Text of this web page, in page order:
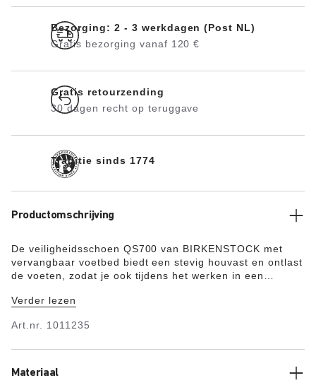
Bezorging: 2 - 3 werkdagen (Post NL)
Gratis bezorging vanaf 120 €
Gratis retourzending
30 dagen recht op teruggave
Traditie sinds 1774
Productomschrijving
De veiligheidsschoen QS700 van BIRKENSTOCK met
vervangbaar voetbed biedt een stevig houvast en ontlast
de voeten, zodat je ook tijdens het werken in een
kunt lopen en staan. De QS700 is een moderne,
hiellus. De metaalvrije, olie- en benzinebestendige
een stalen neus die slagen van 200 joule kan opvangen
Verder lezen
Art.nr. 1011235
Materiaal